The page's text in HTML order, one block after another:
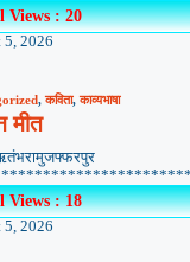
Views : 20
5, 2026
,कविता,काव्यभाषा
मीत
Views : 18
5, 2026